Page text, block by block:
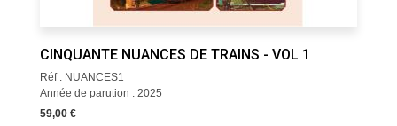
CINQUANTE NUANCES DE TRAINS - VOL 1
Réf : NUANCES1
Année de parution : 2025
59,00 €